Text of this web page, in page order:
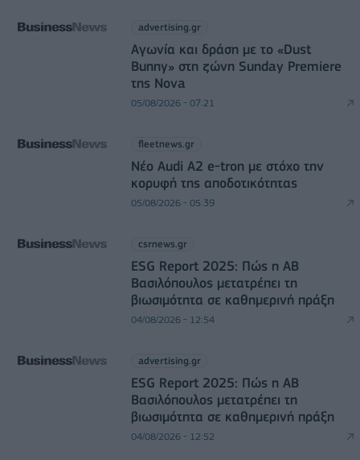
advertising.gr
Αγωνία και δράση με το «Dust
Bunny» στη ζώνη Sunday Premiere
της Nova
05/08/2026 - 07:21
fleetnews.gr
Νέο Audi A2 e-tron με στόχο την
κορυφή της αποδοτικότητας
05/08/2026 - 05:39
csrnews.gr
ESG Report 2025: Πώς η ΑΒ
Βασιλόπουλος μετατρέπει τη
βιωσιμότητα σε καθημερινή πράξη
04/08/2026 - 12:54
advertising.gr
ESG Report 2025: Πώς η ΑΒ
Βασιλόπουλος μετατρέπει τη
βιωσιμότητα σε καθημερινή πράξη
04/08/2026 - 12:52